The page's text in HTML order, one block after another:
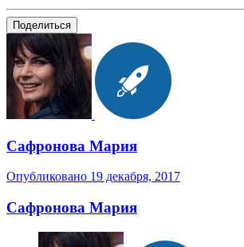
Поделиться
Сафронова Мария
Опубликовано 19 декабря, 2017
Сафронова Мария